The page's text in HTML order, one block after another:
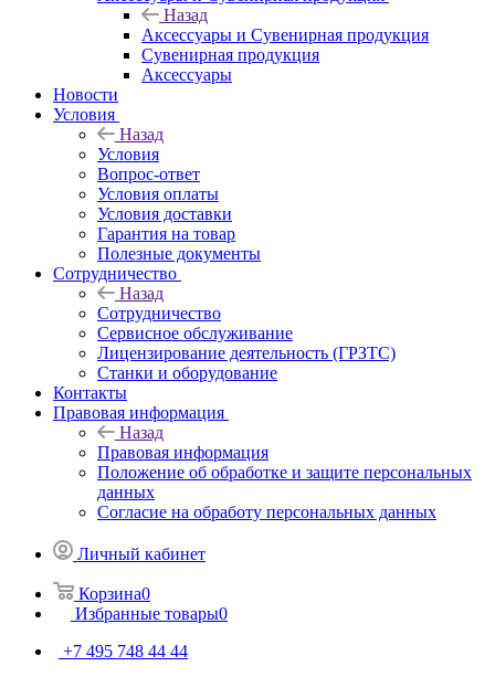
Назад
Аксессуары и Сувенирная продукция
Сувенирная продукция
Аксессуары
Новости
Условия
Назад
Условия
Вопрос-ответ
Условия оплаты
Условия доставки
Гарантия на товар
Полезные документы
Сотрудничество
Назад
Сотрудничество
Сервисное обслуживание
Лицензирование деятельность (ГРЗТС)
Станки и оборудование
Контакты
Правовая информация
Назад
Правовая информация
Положение об обработке и защите персональных
данных
Согласие на обработу персональных данных
Личный кабинет
Корзина0
Избранные товары0
+7 495 748 44 44